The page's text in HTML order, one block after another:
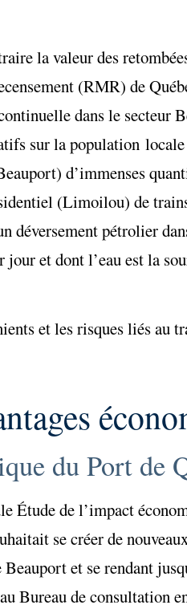
la valeur des
(RMR) de
dans le secteur
sur la population locale
d’immenses
(Limoilou) de
déversement pétrolier
et dont l’eau est la
et les risques liés au
du Port de
Étude de l’impact
se créer de
et se rendant
Bureau de consultation